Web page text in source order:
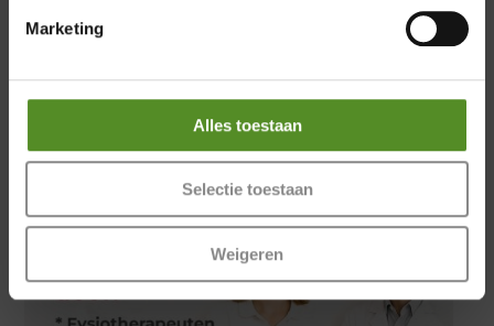
Marketing
Alles toestaan
Selectie toestaan
Weigeren